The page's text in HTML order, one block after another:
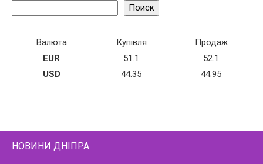
Поиск
Валюта Купівля
Продаж
EUR
51.1
52.1
USD
44.35 44.95
НОВИНИ ДНІПРА